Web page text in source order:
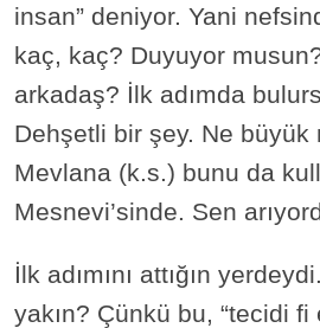
insan” deniyor. Yani
kaç, kaç? Duyuyor
arkadaş? İlk adımda
Dehşetli bir şey. Ne büyük
Mevlana (k.s.) bunu da
Mesnevi’sinde. Sen
İlk adımını attığın
yakın? Çünkü bu, “tecidi fi